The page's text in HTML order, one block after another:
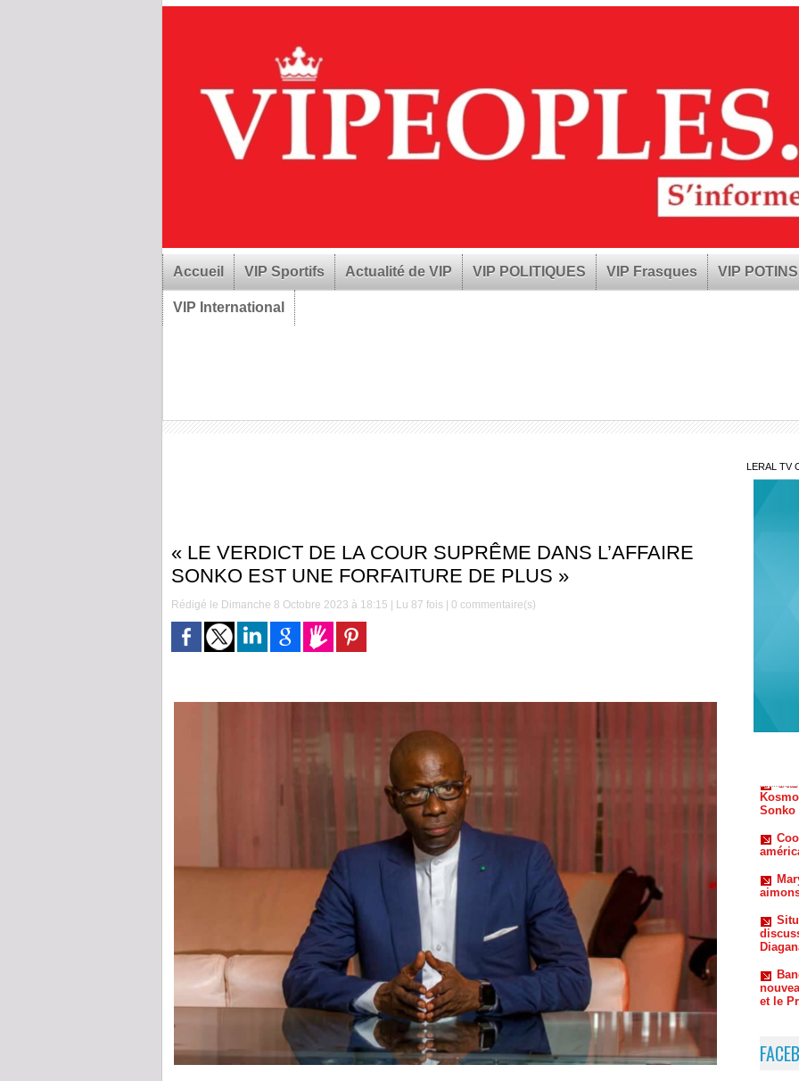
Accueil VIP Sportifs Actualité de VIP VIP POLITIQUES VIP Frasques VIP POTINS
VIP International
« LE VERDICT DE LA COUR SUPRÊME DANS L’AFFAIRE
SONKO EST UNE FORFAITURE DE PLUS »
Rédigé le Dimanche 8 Octobre 2023 à 18:15 | Lu 87 fois | 0 commentaire(s)
LERAL TV
et le